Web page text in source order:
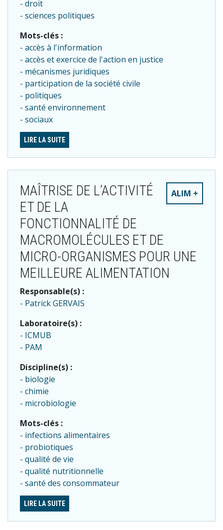
droit
sciences politiques
Mots-clés :
accès à l'information
accès et exercice de l'action en justice
mécanismes juridiques
participation de la société civile
politiques
santé environnement
sociaux
LIRE LA SUITE
ALIM +
MAÎTRISE DE L’ACTIVITÉ
ET DE LA
FONCTIONNALITÉ DE
MACROMOLÉCULES ET DE
MICRO-ORGANISMES POUR UNE
MEILLEURE ALIMENTATION
Responsable(s) :
Patrick GERVAIS
Laboratoire(s) :
ICMUB
PAM
Discipline(s) :
biologie
chimie
microbiologie
Mots-clés :
infections alimentaires
probiotiques
qualité de vie
qualité nutritionnelle
santé des consommateur
LIRE LA SUITE